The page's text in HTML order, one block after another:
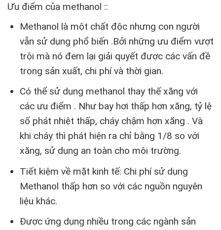
Ưu điểm của methanol ::
Methanol là một chất độc nhưng con người
vẫn sử dụng phổ biến .Bởi những ưu điểm vượt
trội mà nó đem lại giải quyết được các vấn đề
trong sản xuất, chi phí và thời gian.
Có thể sử dụng methanol thay thế xăng với
các ưu điểm . Như bay hơi thấp hơn xăng, tỷ lệ
số phát nhiệt thấp, cháy chậm hơn xăng . Và
khi cháy thì phát hiện ra chỉ bằng 1/8 so với
xăng, sử dụng an toàn cho môi trường.
Tiết kiệm về mặt kinh tế: Chi phí sử dụng
Methanol thấp hơn so với các nguồn nguyên
liệu khác.
Được ứng dụng nhiều trong các ngành sản